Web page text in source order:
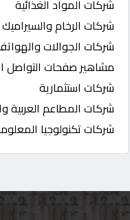
شركات المواد الغذائية
شركات الرخام
شركات الجوالات
مشاهير صفحات التواصل
شركات استثمارية
شركات المطاعم العربية
شركات تكنولوجيا